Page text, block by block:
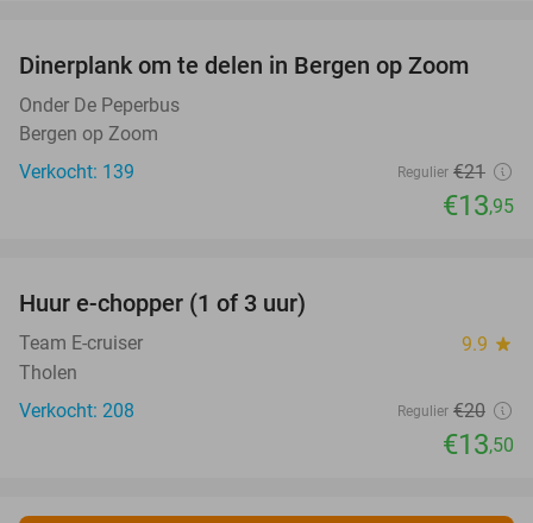
34%
Dinerplank om te delen in Bergen op Zoom
Onder De Peperbus
Bergen op Zoom
Verkocht: 139
Regulier €21
€13,95
Huur e-chopper (1 of 3 uur)
Team E-cruiser 9.9 star
Tholen
Verkocht: 208
Regulier €20
€13,50